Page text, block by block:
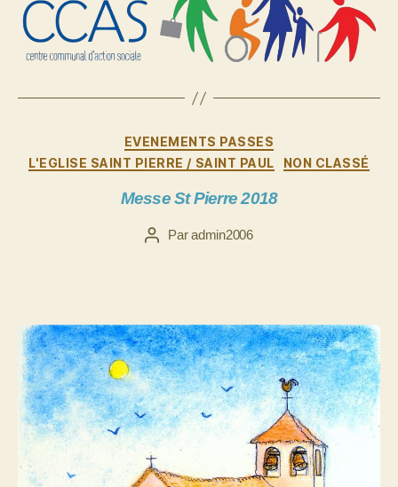
Catégories
EVENEMENTS PASSES
L'EGLISE SAINT PIERRE / SAINT PAUL
NON CLASSÉ
Messe St Pierre 2018
Auteur
Paradmin2006